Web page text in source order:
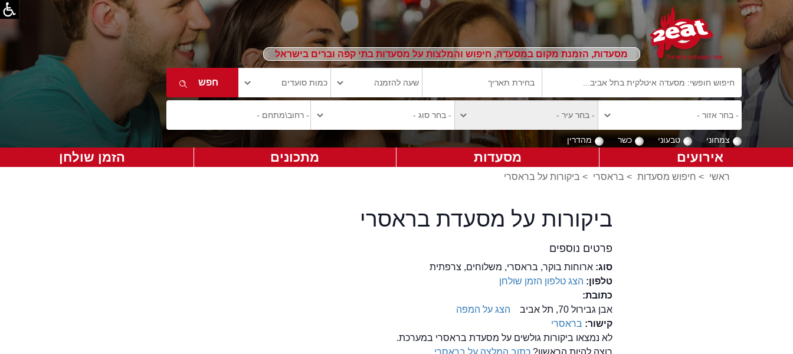
מסעדות, הזמנת מקום במסעדה, חיפוש והמלצות על מסעדות בתי קפה וברים בישראל
צמחוני טבעוני כשר מהדרין
אירועים מסעדות מתכונים הזמן שולחן
ראשי > חיפוש מסעדות > בראסרי > ביקורות על בראסרי
ביקורות על מסעדת בראסרי
פרטים נוספים
סוג:ארוחות בוקר, בראסרי, משלוחים, צרפתית
טלפון: הצג טלפון הזמן שולחן
כתובת:
אבן גבירול 70, תל אביב
הצג על המפה
קישור: בראסרי
לא נמצאו ביקורות גולשים על מסעדת בראסרי במערכת.
רוצה להיות הראשון?כתוב המלצה על בראסרי